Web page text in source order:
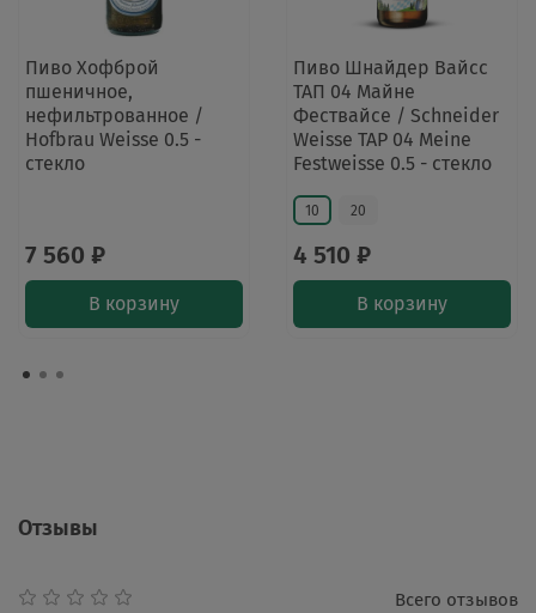
Пиво Хофброй
пшеничное,
нефильтрованное /
Hofbrau Weisse 0.5 -
стекло
7 560 ₽
В корзину
Пиво Шнайдер Вайсс
ТАП 04 Майне
Фествайсе / Schneider
Weisse TAP 04 Meine
Festweisse 0.5 - стекло
10 20
4 510 ₽
В корзину
Отзывы
Всего отзывов